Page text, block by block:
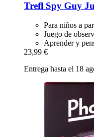
Trefl Spy Guy
Para niños a
Juego de
Aprender y
23,99 €
Entrega hasta el 18